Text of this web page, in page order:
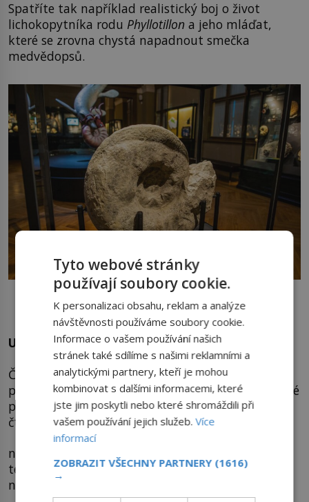
Spatříte tak například realistický boj o život
lichokopytníka rodu Phyllotillon a jeho mláďat,
které se zrovna chystá napadnout smečka
medvědopsů.
Obě patra Západního křídla Historické budovy Národního
muzea jsou tak nyní plná nových přírodovědeckých expozic.
Foto: nm.cz
Unikátní expozice
Čtvrtohory představují závěr vyprávění o pravěké
přírodě dnešní České republiky. Ukazují reakce živé
přírody na opakované změny klimatu typické pro
čtvrtohory:
na chladná a suchá období dob ledových i na
teplejší doby meziledové s mohutnými řekami a
nekonečnými lesy.
Tyto webové stránky
používají soubory cookie.
K personalizaci obsahu, reklam a analýze
návštěvnosti používáme soubory cookie.
Informace o vašem používání našich
stránek také sdílíme s našimi reklamními a
analytickými partnery, kteří je mohou
kombinovat s dalšími informacemi, které
jste jim poskytli nebo které shromáždili při
vašem používání jejich služeb.Více
informací
ZOBRAZIT VŠECHNY PARTNERY (1616)
→